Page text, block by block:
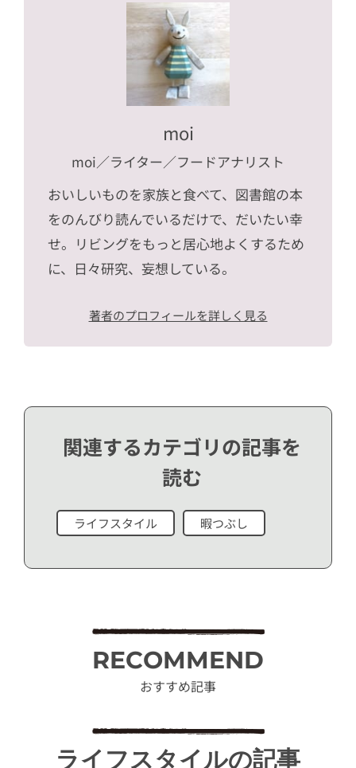
moi
moi／ライター／フードアナリスト
おいしいものを家族と食べて、図書館の本
をのんびり読んでいるだけで、だいたい幸
せ。リビングをもっと居心地よくするため
に、日々研究、妄想している。
著者のプロフィールを詳しく見る
関連するカテゴリの記事を
読む
ライフスタイル 暇つぶし
RECOMMEND
おすすめ記事
ライフスタイルの記事